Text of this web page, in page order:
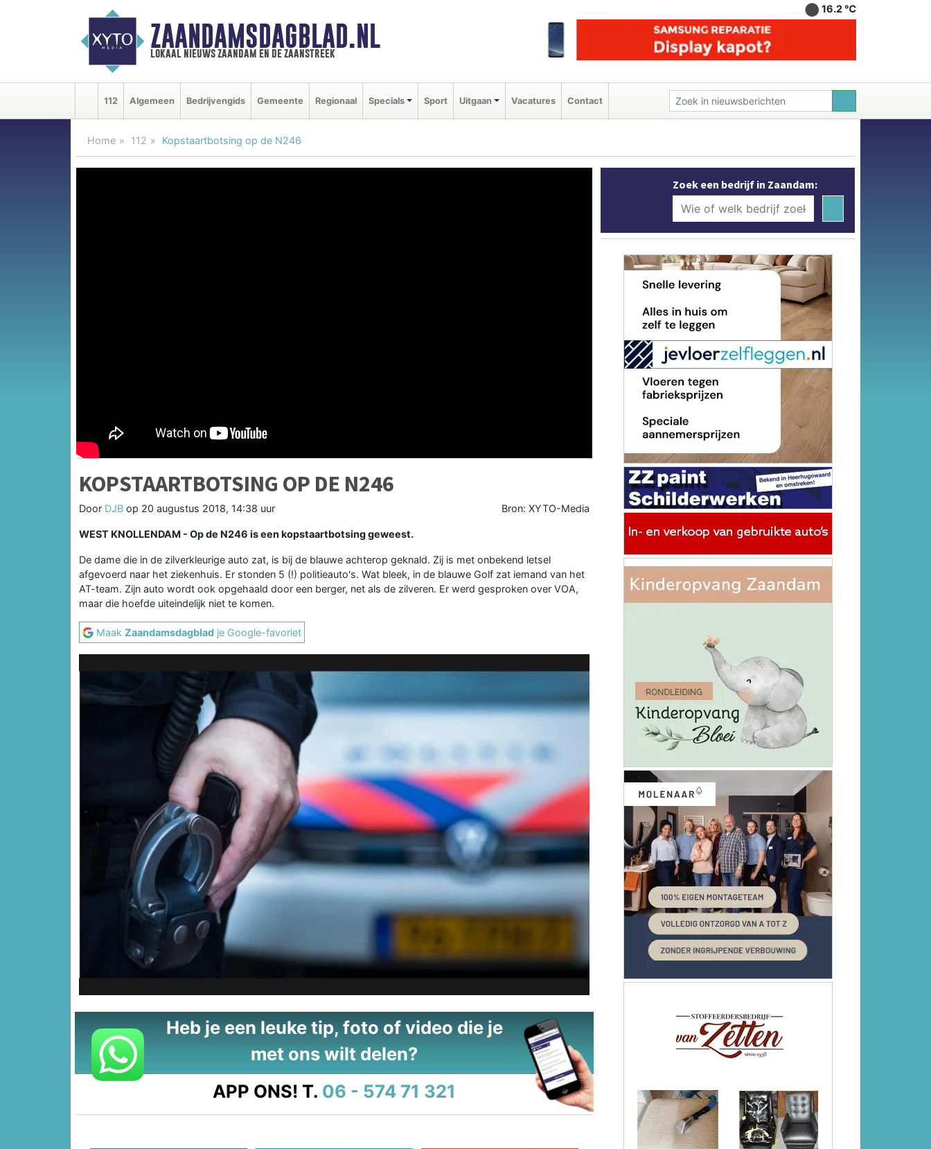
ZAANDAMSDAGBLAD.NL
lokaal nieuws zaandam en de zaanstreek
16.2 ℃
112 Algemeen Bedrijvengids Gemeente Regionaal Specials Sport Uitgaan Vacatures Contact
Home 112 Kopstaartbotsing op de N246
KOPSTAARTBOTSING OP DE N246
Door DJB op 20 augustus 2018, 14:38 uur Bron: XYTO-Media
WEST KNOLLENDAM - Op de N246 is een kopstaartbotsing geweest.
De dame die in de zilverkleurige auto zat, is bij de blauwe achterop geknald. Zij is met onbekend letsel
afgevoerd naar het ziekenhuis. Er stonden 5 (!) politieauto's. Wat bleek, in de blauwe Golf zat iemand van het
AT-team. Zijn auto wordt ook opgehaald door een berger, net als de zilveren. Er werd gesproken over VOA,
maar die hoefde uiteindelijk niet te komen.
Maak Zaandamsdagblad je Google-favoriet
Heb je een leuke tip, foto of video die je
met ons wilt delen?
APP ONS! T. 06 - 574 71 321
Zoek een bedrijf in Zaandam: